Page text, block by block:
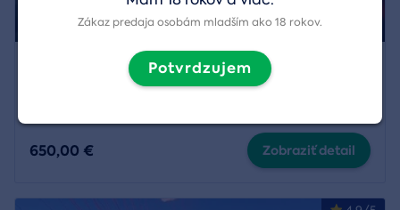
Súkromný let balónom
Podľa dohody s pilotom,Nitraa
650,00 € Zobraziť detail
Zákaz predaja osobám mladším ako 18 rokov.
Potvrdzujem